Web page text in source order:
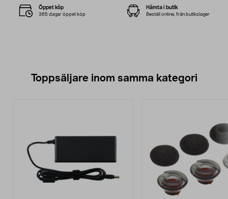
Öppet köp
365 dagar öppet köp
Hämta i butik
Beställ online, från butikslager
Toppsäljare inom samma kategori